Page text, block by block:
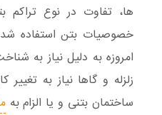
ها، تفاوت در نوع
خصوصیات بتن استفاده
امروزه به دلیل نیاز به
زلزله و گاها نیاز به
ساختمان بتنی و یا الزام به